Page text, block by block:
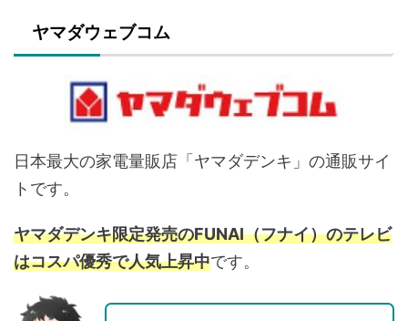
ヤマダウェブコム
日本最大の家電量販店「ヤマダデンキ」の通販サイ
トです。
ヤマダデンキ限定発売のFUNAI（フナイ）のテレビ
はコスパ優秀で人気上昇中です。